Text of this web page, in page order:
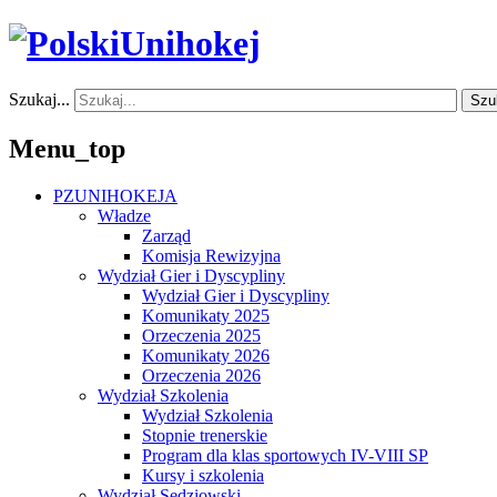
Szukaj...
Menu_top
PZUNIHOKEJA
Władze
Zarząd
Komisja Rewizyjna
Wydział Gier i Dyscypliny
Wydział Gier i Dyscypliny
Komunikaty 2025
Orzeczenia 2025
Komunikaty 2026
Orzeczenia 2026
Wydział Szkolenia
Wydział Szkolenia
Stopnie trenerskie
Program dla klas sportowych IV-VIII SP
Kursy i szkolenia